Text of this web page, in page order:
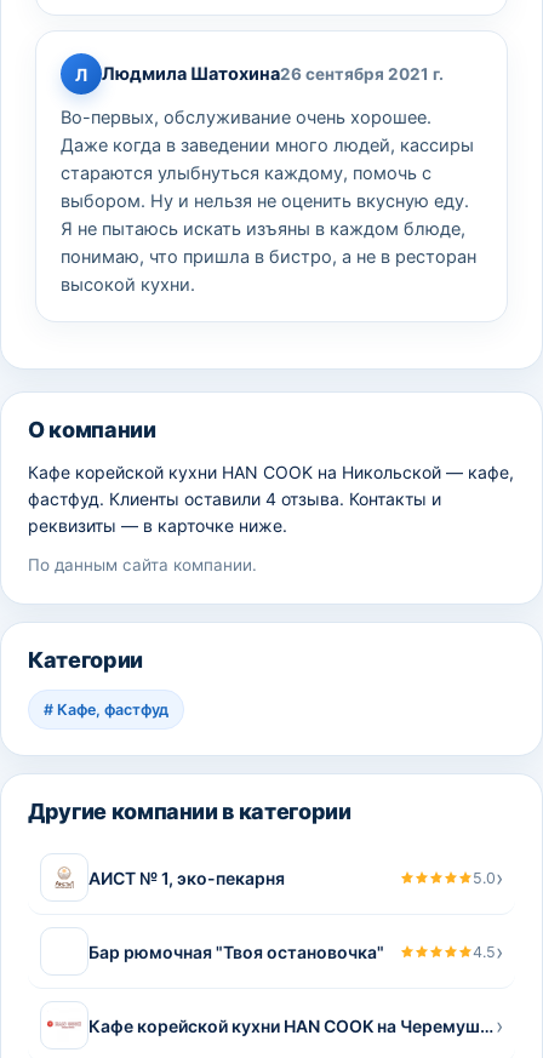
Л Людмила Шатохина26 сентября 2021 г.
Во-первых, обслуживание очень хорошее.
Даже когда в заведении много людей, кассиры
стараются улыбнуться каждому, помочь с
выбором. Ну и нельзя не оценить вкусную еду.
Я не пытаюсь искать изъяны в каждом блюде,
понимаю, что пришла в бистро, а не в ресторан
высокой кухни.
О компании
Кафе корейской кухни HAN COOK на Никольской — кафе,
фастфуд. Клиенты оставили 4 отзыва. Контакты и
реквизиты — в карточке ниже.
По данным сайта компании.
Категории
# Кафе, фастфуд
Другие компании в категории
АИСТ № 1, эко-пекарня 5.0›
Бар рюмочная "Твоя остановочка" 4.5›
Кафе корейской кухни HAN COOK на Черемушскинском рынке›